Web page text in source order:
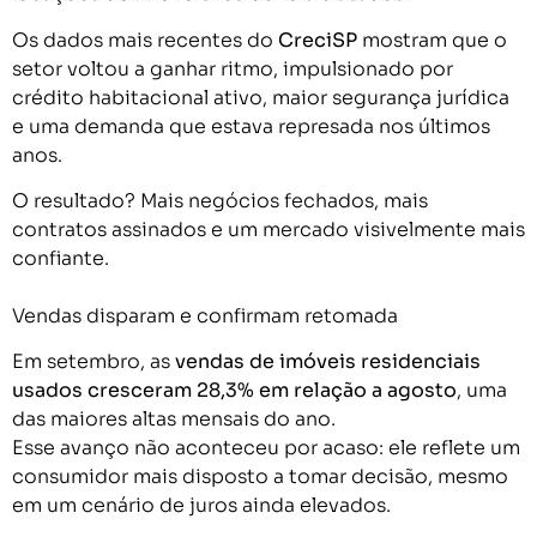
Os dados mais recentes do CreciSP mostram que o
setor voltou a ganhar ritmo, impulsionado por
crédito habitacional ativo, maior segurança jurídica
e uma demanda que estava represada nos últimos
anos.
O resultado? Mais negócios fechados, mais
contratos assinados e um mercado visivelmente mais
confiante.
Vendas disparam e confirmam retomada
Em setembro, asvendas de imóveis residenciais
usados cresceram 28,3% em relação a agosto, uma
das maiores altas mensais do ano.
Esse avanço não aconteceu por acaso: ele reflete um
consumidor mais disposto a tomar decisão, mesmo
em um cenário de juros ainda elevados.